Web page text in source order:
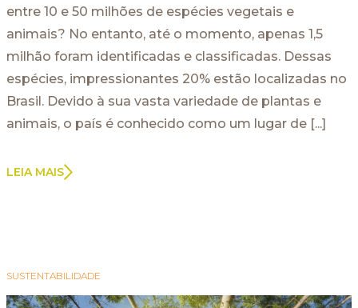
entre 10 e 50 milhões de espécies vegetais e
animais? No entanto, até o momento, apenas 1,5
milhão foram identificadas e classificadas. Dessas
espécies, impressionantes 20% estão localizadas no
Brasil. Devido à sua vasta variedade de plantas e
animais, o país é conhecido como um lugar de [...]
LEIA MAIS
SUSTENTABILIDADE